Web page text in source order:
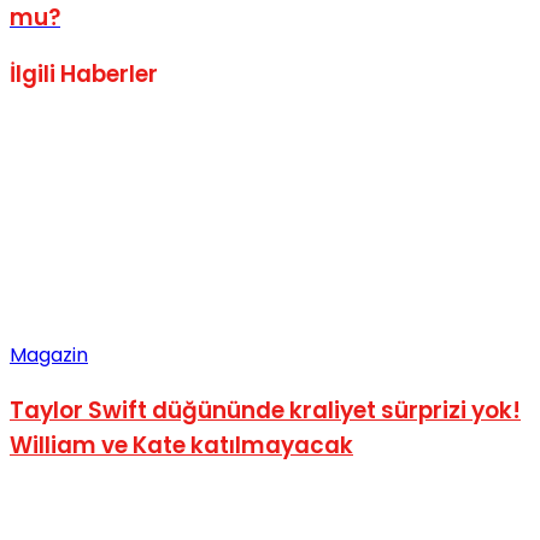
mu?
İlgili Haberler
Magazin
Taylor Swift düğününde kraliyet sürprizi yok!
William ve Kate katılmayacak